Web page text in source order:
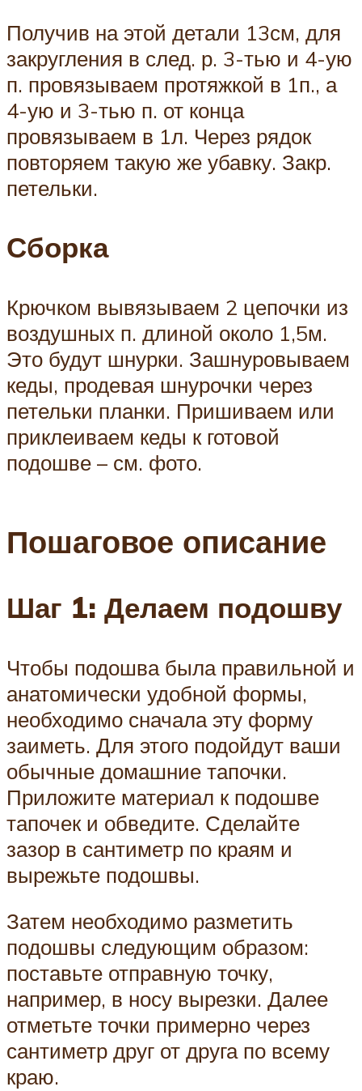
Получив на этой детали 13см, для
закругления в след. р. 3-тью и 4-ую
п. провязываем протяжкой в 1п., а
4-ую и 3-тью п. от конца
провязываем в 1л. Через рядок
повторяем такую же убавку. Закр.
петельки.
Сборка
Крючком вывязываем 2 цепочки из
воздушных п. длиной около 1,5м.
Это будут шнурки. Зашнуровываем
кеды, продевая шнурочки через
петельки планки. Пришиваем или
приклеиваем кеды к готовой
подошве – см. фото.
Пошаговое описание
Шаг 1: Делаем подошву
Чтобы подошва была правильной и
анатомически удобной формы,
необходимо сначала эту форму
заиметь. Для этого подойдут ваши
обычные домашние тапочки.
Приложите материал к подошве
тапочек и обведите. Сделайте
зазор в сантиметр по краям и
вырежьте подошвы.
Затем необходимо разметить
подошвы следующим образом:
поставьте отправную точку,
например, в носу вырезки. Далее
отметьте точки примерно через
сантиметр друг от друга по всему
краю.